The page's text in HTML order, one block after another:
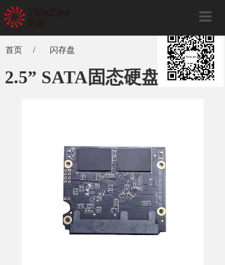
关于全芯
联系我们
闪存盘
首页 /
2.5” SATA固态硬盘